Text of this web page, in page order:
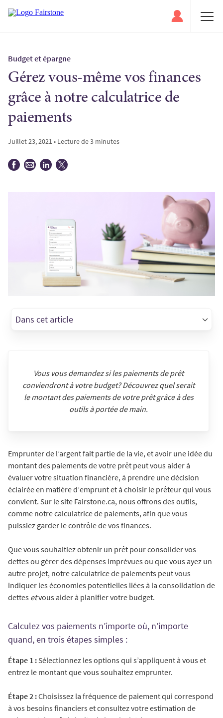
Budget et épargne
Gérez vous-même vos finances
grâce à notre calculatrice de
paiements
Juillet 23, 2021 • Lecture de 3 minutes
Dans cet article
Vous vous demandez si les paiements de prêt
conviendront à votre budget? Découvrez quel serait
le montant des paiements de votre prêt grâce à des
outils à portée de main.
Emprunter de l’argent fait partie de la vie, et avoir une idée du
montant des paiements de votre prêt peut vous aider à
évaluer votre situation financière, à prendre une décision
éclairée en matière d’emprunt et à choisir le prêteur qui vous
convient. Sur le site Fairstone.ca, nous offrons des outils,
comme notre calculatrice de paiements, afin que vous
puissiez garder le contrôle de vos finances.
Que vous souhaitiez obtenir un prêt pour consolider vos
dettes ou gérer des dépenses imprévues ou que vous ayez un
autre projet, notre calculatrice de paiements peut vous
indiquer les économies potentielles liées à la consolidation de
dettes etvous aider à planifier votre budget.
Calculez vos paiements n’importe où, n’importe
quand, en trois étapes simples :
Étape 1 :Sélectionnez les options qui s’appliquent à vous et
entrez le montant que vous souhaitez emprunter.
Étape 2 :Choisissez la fréquence de paiement qui correspond
à vos besoins financiers et consultez votre estimation de